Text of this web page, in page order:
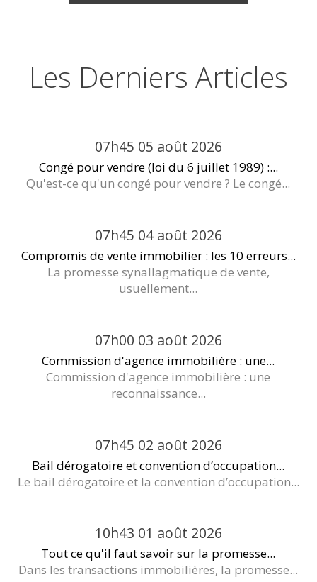
Les Derniers Articles
07h45 05 août 2026
Congé pour vendre (loi du 6 juillet 1989) :...
Qu'est-ce qu'un congé pour vendre ? Le congé...
07h45 04 août 2026
Compromis de vente immobilier : les 10 erreurs...
La promesse synallagmatique de vente,
usuellement...
07h00 03 août 2026
Commission d'agence immobilière : une...
Commission d'agence immobilière : une
reconnaissance...
07h45 02 août 2026
Bail dérogatoire et convention d’occupation...
Le bail dérogatoire et la convention d’occupation...
10h43 01 août 2026
Tout ce qu'il faut savoir sur la promesse...
Dans les transactions immobilières, la promesse...